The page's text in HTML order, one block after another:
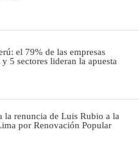
el 79% de las empresas
5 sectores lideran la apuesta
la renuncia de Luis Rubio a la
por Renovación Popular